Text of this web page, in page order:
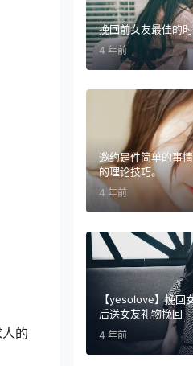
的
挽回前女友最佳的
4 年前
邀约是件简单的事
的理论技巧。
4 年前
【yesolove】挽回
后送女友礼物挽回
4 年前